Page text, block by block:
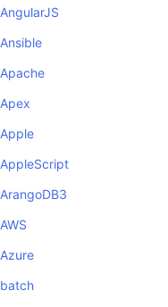
AngularJS
Ansible
Apache
Apex
Apple
AppleScript
ArangoDB3
AWS
Azure
batch